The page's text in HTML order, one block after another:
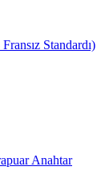
Standardı)
Anahtar